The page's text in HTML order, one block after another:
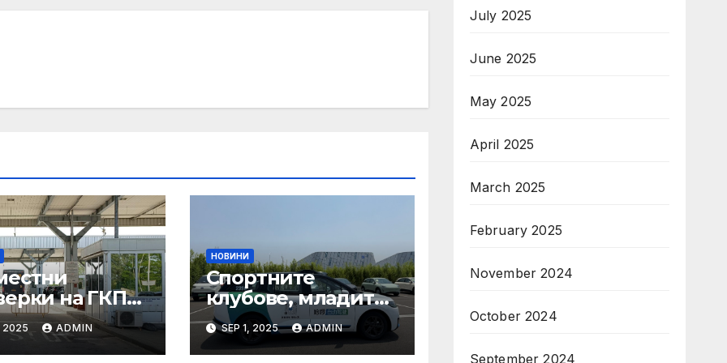
на ГКПП:
и
2025 ADMIN
НОВИНИ
Спортните
клубове, младите
ни атлети и
техните треньори
SEP 1, 2025 ADMIN
July 2025
June 2025
May 2025
April 2025
March 2025
February 2025
November 2024
October 2024
September 2024